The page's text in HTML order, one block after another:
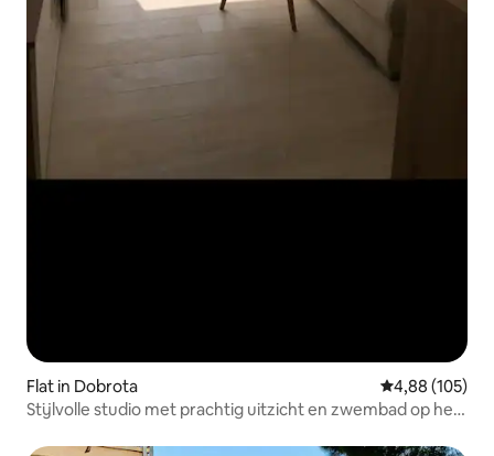
Flat in Dobrota Gemiddelde
4,88 (105)
Stijlvolle studio met prachtig uitzicht en zwembad op het